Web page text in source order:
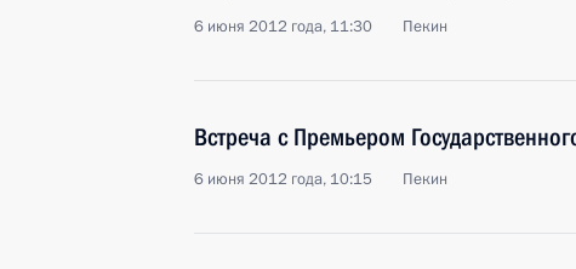
6 июня 2012 года, 11:30 Пекин
Встреча с Премьером
6 июня 2012 года, 10:15 Пекин